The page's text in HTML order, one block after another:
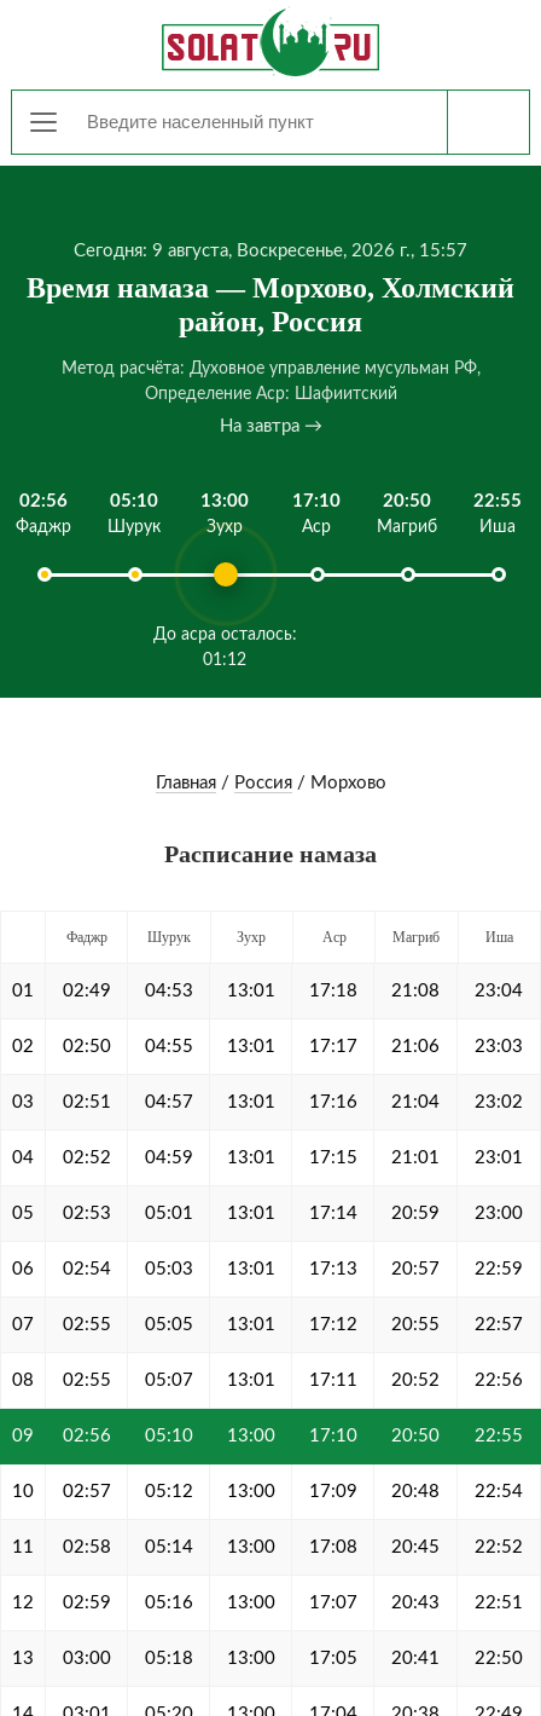
Сегодня: 9 августа, Воскресенье, 2026 г., 15:57
Время намаза — Морхово, Холмский
район, Россия
Метод расчёта: Духовное управление мусульман РФ,
Определение Аср: Шафиитский
На завтра →
02:56
Фаджр
05:10
Шурук
13:00
Зухр
До асра осталось:
01:12
17:10
Аср
20:50
Магриб
22:55
Иша
Главная/ Россия/ Морхово
Расписание намаза
Фаджр Шурук Зухр Аср Магриб Иша
01 02:49 04:53 13:01 17:18 21:08 23:04
02 02:50 04:55 13:01 17:17 21:06 23:03
03 02:51 04:57 13:01 17:16 21:04 23:02
04 02:52 04:59 13:01 17:15 21:01 23:01
05 02:53 05:01 13:01 17:14 20:59 23:00
06 02:54 05:03 13:01 17:13 20:57 22:59
07 02:55 05:05 13:01 17:12 20:55 22:57
08 02:55 05:07 13:01 17:11 20:52 22:56
09 02:56 05:10 13:00 17:10 20:50 22:55
10 02:57 05:12 13:00 17:09 20:48 22:54
11 02:58 05:14 13:00 17:08 20:45 22:52
12 02:59 05:16 13:00 17:07 20:43 22:51
13 03:00 05:18 13:00 17:05 20:41 22:50